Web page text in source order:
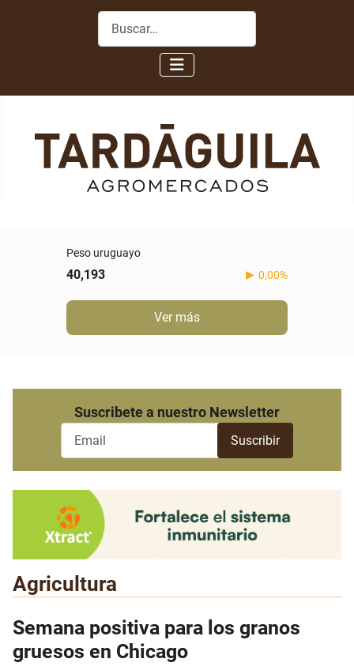
Buscar
Peso uruguayo
40,193 0,00%
Ver más
Suscribete a nuestro Newsletter
Agricultura
Semana positiva para los granos
gruesos en Chicago